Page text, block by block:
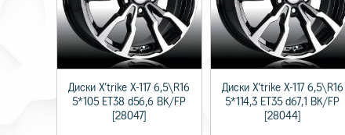
Диски X'trike X-117 6,5\R16
5*105 ET38 d56,6 BK/FP
[28047]
Диски X'trike X-117 6,5\R16
5*114,3 ET35 d67,1 BK/FP
[28044]